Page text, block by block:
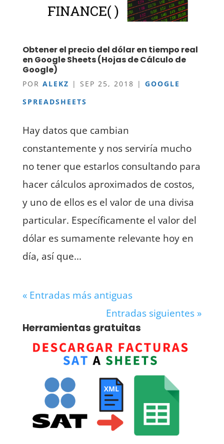
Obtener el precio del dólar en tiempo real
en Google Sheets (Hojas de Cálculo de
Google)
POR ALEKZ | SEP 25, 2018 | GOOGLE
SPREADSHEETS
Hay datos que cambian
constantemente y nos serviría mucho
no tener que estarlos consultando para
hacer cálculos aproximados de costos,
y uno de ellos es el valor de una divisa
particular. Específicamente el valor del
dólar es sumamente relevante hoy en
día, así que...
« Entradas más antiguas
Entradas siguientes »
Herramientas gratuitas